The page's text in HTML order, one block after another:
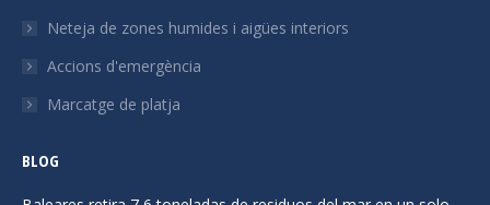
finestra
nova
finestra
nova
finestra
nova
Neteja de zones humides i aigües interiors
Accions d'emergència
Marcatge de platja
BLOG